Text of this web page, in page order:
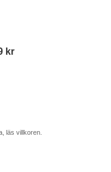
kr
läs villkoren.